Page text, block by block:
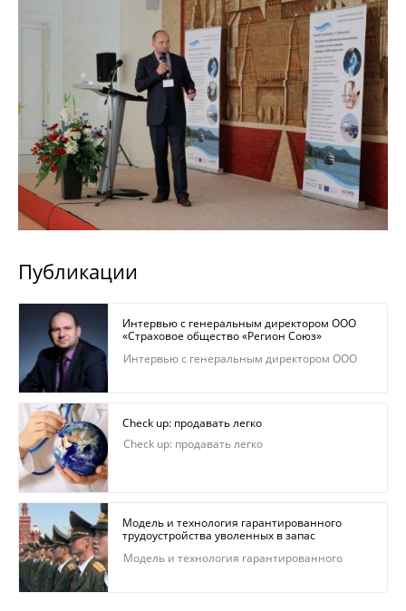
Публикации
Интервью с генеральным директором ООО
«Страховое общество «Регион Союз»
Интервью с генеральным директором ООО
Check up: продавать легко
Check up: продавать легко
Модель и технология гарантированного
трудоустройства уволенных в запас
Модель и технология гарантированного